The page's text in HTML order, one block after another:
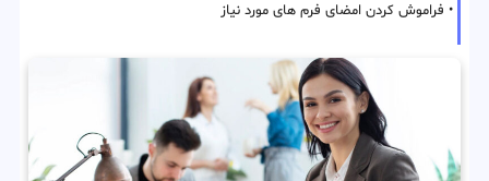
• فراموش کردن امضای فرم های مورد نیاز